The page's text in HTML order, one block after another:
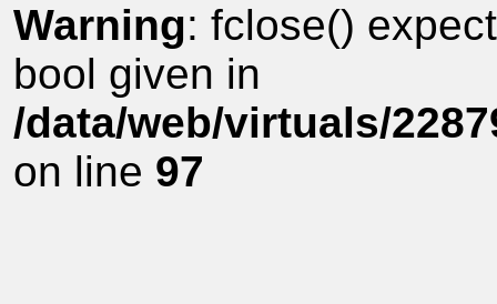
Warning: fclose()
bool given in
/data/web/virtuals/
on line 97